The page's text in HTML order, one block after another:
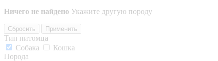
Ничего не найдено Укажите другую породу
Сбросить Применить
Тип питомца
Собака
Кошка
Порода